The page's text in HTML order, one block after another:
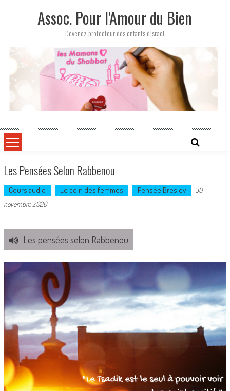
Assoc. Pour l'Amour du Bien
Devenez protecteur des enfants d'Israël
Les Pensées Selon Rabbenou
Cours audio Le coin des femmes Pensée Breslev
30
novembre 2020
Les pensées selon Rabbenou